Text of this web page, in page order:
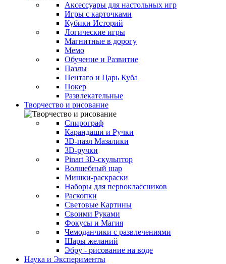
Аксессуары для настольных игр
Игры с карточками
Кубики Историй
Логические игры
Магнитные в дорогу
Мемо
Обучение и Развитие
Пазлы
Пентаго и Царь Куба
Покер
Развлекательные
Творчество и рисование
Спирограф
Карандаши и Ручки
3D-пазл Мазалики
3D-ручки
Pinart 3D-скульптор
Волшебный шар
Мишки-раскраски
Наборы для первоклассников
Раскопки
Световые Картины
Своими Руками
Фокусы и Магия
Чемоданчики с развлечениями
Шары желаний
Эбру - рисование на воде
Наука и Эксперименты